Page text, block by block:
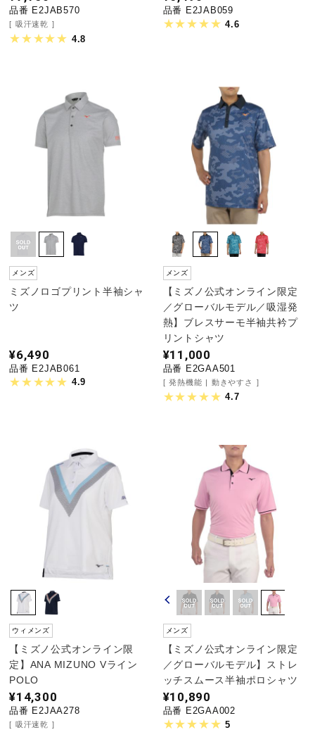
品番 E2JAB570
吸汗速乾
4.8
品番 E2JAB059
4.6
メンズ
ミズノロゴプリント半袖シャ
ツ
¥6,490
品番 E2JAB061
4.9
メンズ
【ミズノ公式オンライン限定
／グローバルモデル／吸湿発
熱】ブレスサーモ半袖共衿プ
リントシャツ
¥11,000
品番 E2GAA501
発熱機能 動きやすさ
4.7
ウィメンズ
【ミズノ公式オンライン限
定】ANA MIZUNO Vライン
POLO
¥14,300
品番 E2JAA278
吸汗速乾
メンズ
【ミズノ公式オンライン限定
／グローバルモデル】ストレ
ッチスムース半袖ポロシャツ
¥10,890
品番 E2GAA002
5